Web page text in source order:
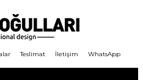
Teslimat İletişim WhatsApp